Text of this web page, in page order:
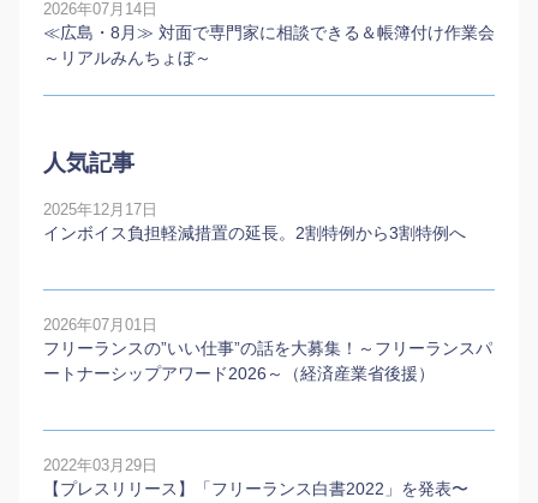
2026年07月14日
≪広島・8月≫ 対面で専門家に相談できる＆帳簿付け作業会
～リアルみんちょぼ～
人気記事
2025年12月17日
インボイス負担軽減措置の延長。2割特例から3割特例へ
2026年07月01日
フリーランスの”いい仕事”の話を大募集！～フリーランスパ
ートナーシップアワード2026～（経済産業省後援）
2022年03月29日
【プレスリリース】「フリーランス白書2022」を発表〜